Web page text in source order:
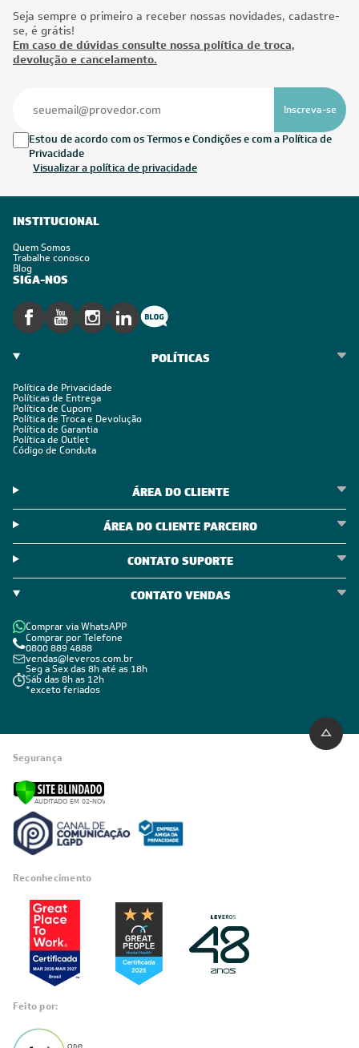
Seja sempre o primeiro a receber nossas novidades, cadastre-
se, é grátis!
Em caso de dúvidas consulte nossa política de troca,
devolução e cancelamento.
Inscreva-se
Estou de acordo com os Termos e Condições e com a Política de
Privacidade
Visualizar a política de privacidade
INSTITUCIONAL
Quem Somos
Trabalhe conosco
Blog
SIGA-NOS
POLÍTICAS
Política de Privacidade
Políticas de Entrega
Política de Cupom
Política de Troca e Devolução
Política de Garantia
Política de Outlet
Código de Conduta
ÁREA DO CLIENTE
ÁREA DO CLIENTE PARCEIRO
CONTATO SUPORTE
CONTATO VENDAS
Comprar via WhatsAPP
Comprar por Telefone
0800 889 4888
vendas@leveros.com.br
Seg a Sex das 8h até as 18h
Sáb das 8h as 12h
*exceto feriados
Segurança
Reconhecimento
Feito por: